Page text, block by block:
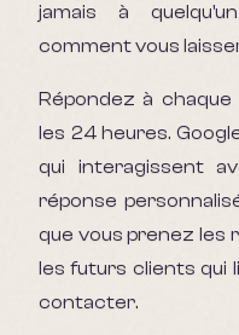
jamais à
comment vous
Répondez à chaque
les 24 heures.
qui interagissent
réponse
que vous prenez les
les futurs clients qui
contacter.